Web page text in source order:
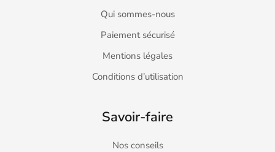
Qui sommes-nous
Paiement sécurisé
Mentions légales
Conditions d’utilisation
Savoir-faire
Nos conseils